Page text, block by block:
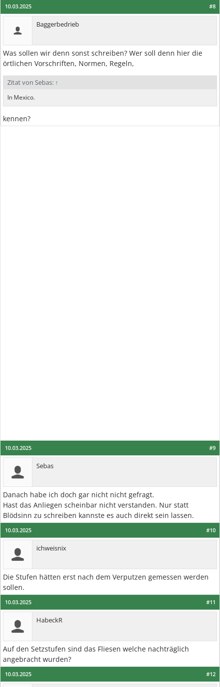
#8
10.03.2025
Baggerbedrieb
Was sollen wir denn sonst schreiben? Wer soll denn hier die
örtlichen Vorschriften, Normen, Regeln,
Zitat von Sebas: ↑
In Mexico.
kennen?
#9
10.03.2025
Sebas
Danach habe ich doch gar nicht nicht gefragt.
Hast das Anliegen scheinbar nicht verstanden. Nur statt
Blödsinn zu schreiben kannste es auch direkt sein lassen.
#10
10.03.2025
ichweisnix
Die Stufen hätten erst nach dem Verputzen gemessen werden
sollen.
#11
10.03.2025
HabeckR
Auf den Setzstufen sind das Fliesen welche nachträglich
angebracht wurden?
#12
10.03.2025